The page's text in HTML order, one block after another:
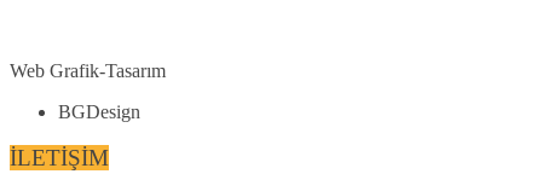
Web Grafik-Tasarım
BGDesign
İLETİŞİM